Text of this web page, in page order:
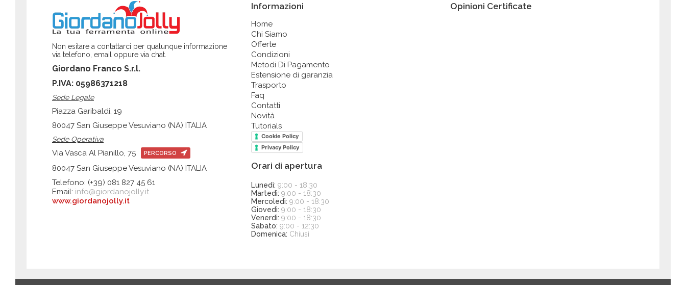
Non esitare a contattarci per qualunque informazione
via telefono, email oppure via chat.
Giordano Franco S.r.l.
P.IVA: 05986371218
Sede Legale
Piazza Garibaldi, 19
80047 San Giuseppe Vesuviano (NA) ITALIA
Sede Operativa
Via Vasca Al Pianillo, 75 PERCORSO
80047 San Giuseppe Vesuviano (NA) ITALIA
Telefono: (+39) 081 827 45 61
Email: info@giordanojolly.it
www.giordanojolly.it
Informazioni
Home
Chi Siamo
Offerte
Condizioni
Metodi Di Pagamento
Estensione di garanzia
Trasporto
Faq
Contatti
Novità
Tutorials
Cookie Policy
Privacy Policy
Orari di apertura
Lunedì: 9:00 - 18:30
Martedì: 9:00 - 18:30
Mercoledì: 9:00 - 18:30
Giovedì: 9:00 - 18:30
Venerdì: 9:00 - 18:30
Sabato: 9:00 - 12:30
Domenica: Chiusi
Opinioni Certificate